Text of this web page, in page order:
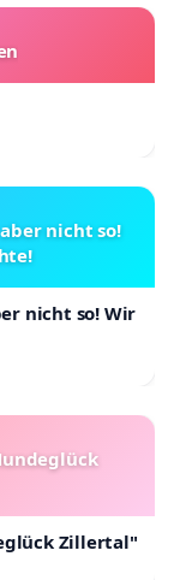
nicht so!
nicht so! Wir
Zillertal"